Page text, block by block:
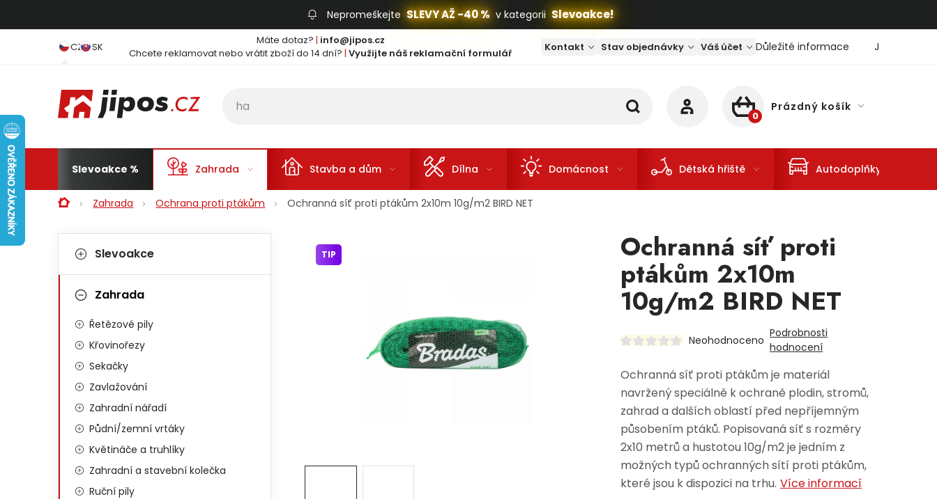
Nepromeškejte SLEVY AŽ -40 % v kategorii Slevoakce!
CZ SK Máte dotaz? | info@jipos.cz
Chcete reklamovat nebo vrátit zboží do 14 dní? | Využijte náš reklamační formulář Kontakt Stav objednávky Váš účet Důležité informace Jaký je
NÁKUPNÍ KOŠÍK
Prázdný košík
Slevoakce Zahrada Stavba a dům Dílna Domácnost Dětská hřiště Autodoplňky
DomůZahrada Ochrana proti ptákům Ochranná síť proti ptákům 2x10m 10g/m2 BIRD NET
Postranní panel
Kategorie
Slevoakce
Zahrada
Řetězové pily
Křovinořezy
Sekačky
Zavlažování
Zahradní nářadí
Půdní/zemní vrtáky
Květináče a truhlíky
Zahradní a stavební kolečka
Ruční pily
Ochranná síť proti
ptákům 2x10m
10g/m2 BIRD NET
Neohodnoceno
Podrobnosti
hodnocení
Ochranná síť proti ptákům je materiál
navržený speciálně k ochraně plodin, stromů,
zahrad a dalších oblastí před nepříjemným
působením ptáků. Popisovaná síť s rozměry
2x10 metrů a hustotou 10g/m2 je jedním z
možných typů ochranných sítí proti ptákům,
které jsou k dispozici na trhu. Více informací
TIP